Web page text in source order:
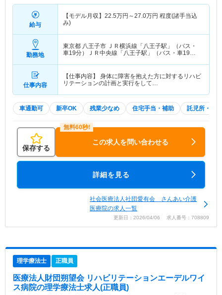
給与
【モデル月収】 22.5万円～27.0万円 程度(諸手当込
み)
勤務地
東京都 八王子市 ＪＲ横浜線「八王子駅」（バス・
車19分）ＪＲ中央線「八王子駅」（バス・車19
仕事内容
【仕事内容】 身体に障害を抱えた方に対するリハビ
リテーションの計画と実行をして…
車通勤可 新卒OK 残業少なめ 住宅手当・補助 託児所・育
保存する
この求人を問い合わせる
詳細を見る
社会医療法人社団愛有会 さんあい介護
医療院の求人一覧
更新日：2026/04/06 求人番号：708809
理学療法士 正職員
医療法人財団朔望会 リハビリテーションエーデルワイ
ス病院の理学療法士求人(正職員)